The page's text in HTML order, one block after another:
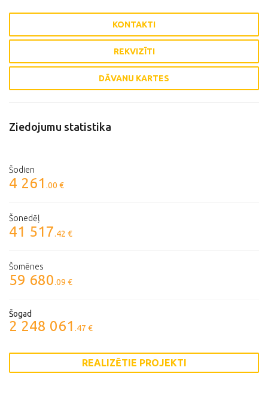
KONTAKTI
REKVIZĪTI
DĀVANU KARTES
Ziedojumu statistika
Šodien
4 261 .00 €
Šonedēļ
41 517.42 €
Šomēnes
59 680.09 €
Šogad
2 248 061 .47 €
REALIZĒTIE PROJEKTI